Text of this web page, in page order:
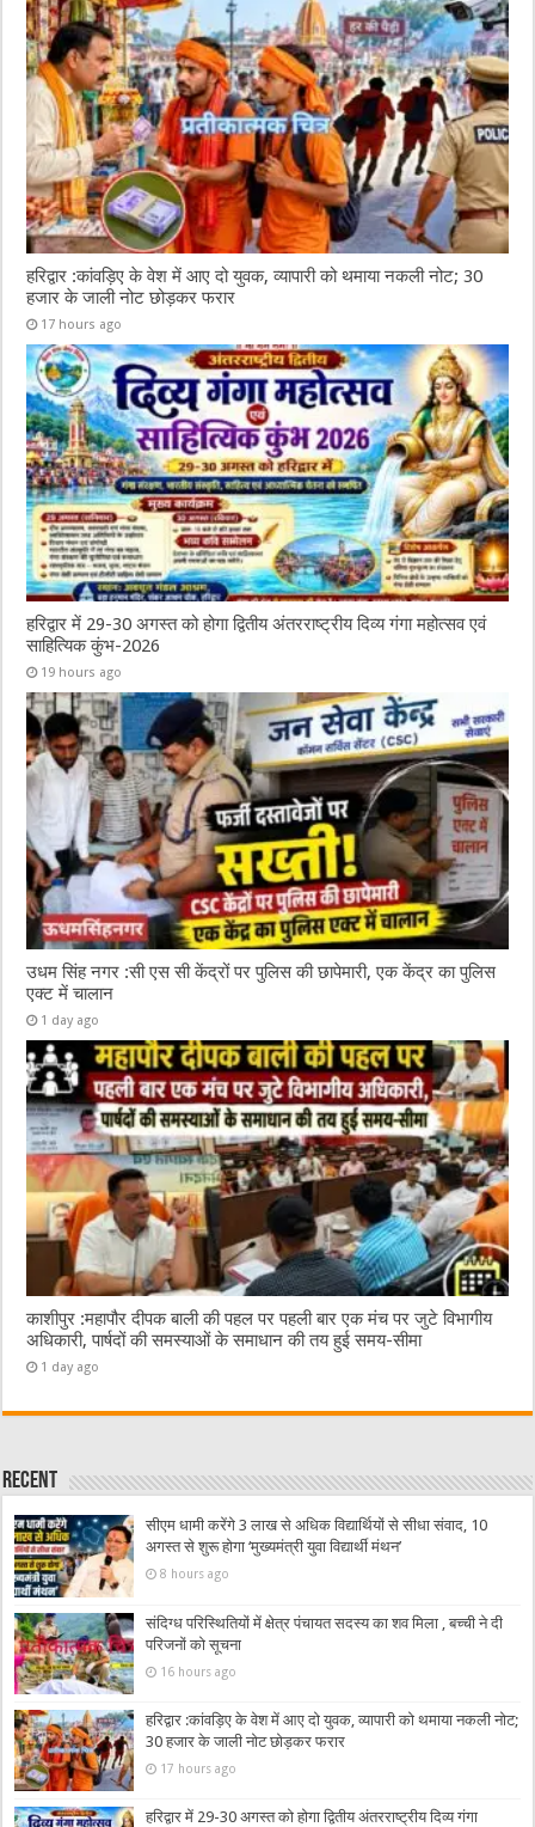
हरिद्वार :कांवड़िए के वेश में आए दो युवक, व्यापारी को थमाया नकली नोट; 30
हजार के जाली नोट छोड़कर फरार
17 hours ago
हरिद्वार में 29-30 अगस्त को होगा द्वितीय अंतरराष्ट्रीय दिव्य गंगा महोत्सव एवं
साहित्यिक कुंभ-2026
19 hours ago
उधम सिंह नगर :सी एस सी केंद्रों पर पुलिस की छापेमारी, एक केंद्र का पुलिस
एक्ट में चालान
1 day ago
काशीपुर :महापौर दीपक बाली की पहल पर पहली बार एक मंच पर जुटे विभागीय
अधिकारी, पार्षदों की समस्याओं के समाधान की तय हुई समय-सीमा
1 day ago
Recent
सीएम धामी करेंगे 3 लाख से अधिक विद्यार्थियों से सीधा संवाद, 10
अगस्त से शुरू होगा ‘मुख्यमंत्री युवा विद्यार्थी मंथन’
8 hours ago
संदिग्ध परिस्थितियों में क्षेत्र पंचायत सदस्य का शव मिला , बच्ची ने दी
परिजनों को सूचना
16 hours ago
हरिद्वार :कांवड़िए के वेश में आए दो युवक, व्यापारी को थमाया नकली नोट;
30 हजार के जाली नोट छोड़कर फरार
17 hours ago
हरिद्वार में 29-30 अगस्त को होगा द्वितीय अंतरराष्ट्रीय दिव्य गंगा